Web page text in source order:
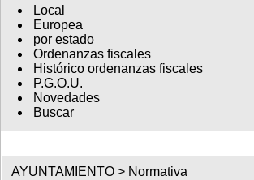
Local
Europea
por estado
Ordenanzas fiscales
Histórico ordenanzas fiscales
P.G.O.U.
Novedades
Buscar
AYUNTAMIENTO > Normativa